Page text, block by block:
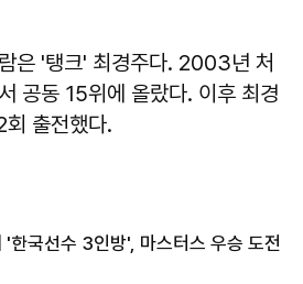
은 '탱크' 최경주다. 2003년 처
공동 15위에 올랐다. 이후 최경
출전했다.
'한국선수 3인방', 마스터스 우승 도전